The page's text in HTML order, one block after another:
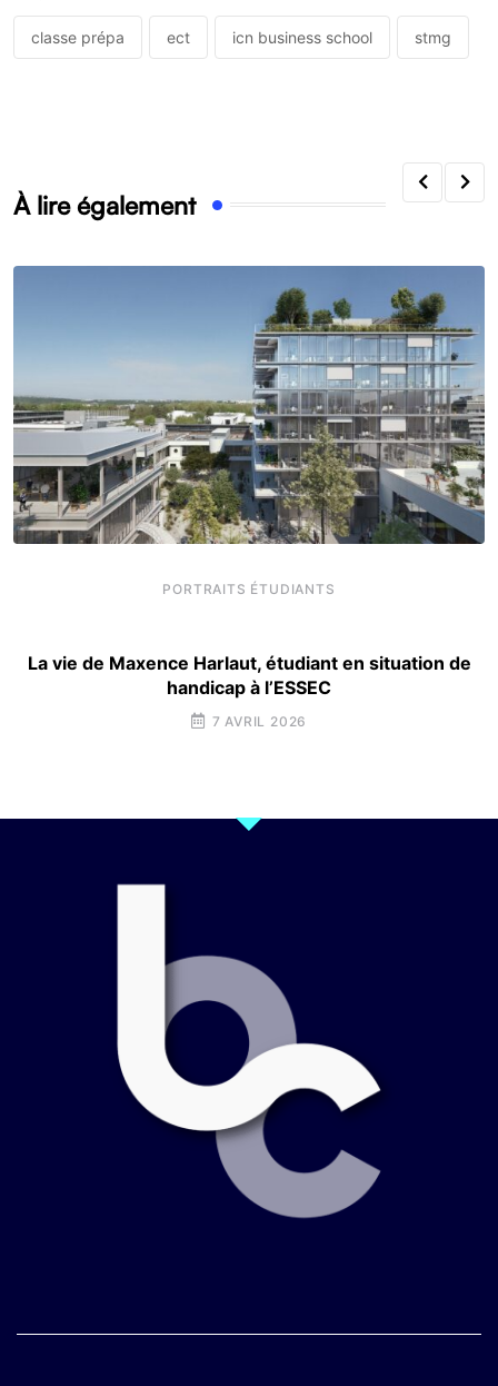
classe prépa ect icn business school stmg
À lire également
PORTRAITS ÉTUDIANTS
La vie de Maxence Harlaut, étudiant en situation de
handicap à l’ESSEC
7 AVRIL 2026